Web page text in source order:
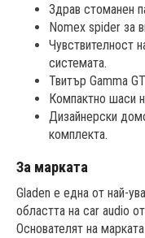
Здрав стоманен
Nomex spider за
Чувствителност
системата.
Твитър Gamma
Компактно шаси
Дизайнерски
комплекта.
За марката
Gladen е една от най-
областта на car audio
Основателят на